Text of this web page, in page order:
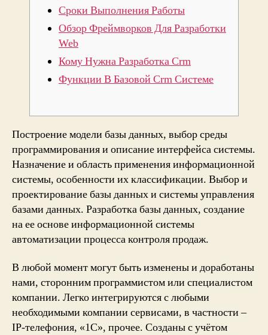
Сроки Выполнения Работы
Обзор Фреймворков Для Разработки
Web
Кому Нужна Разработка Crm
Функции В Базовой Crm Системе
Построение модели базы данных, выбор среды
программирования и описание интерфейса системы.
Назначение и область применения информационной
системы, особенности их классификации. Выбор и
проектирование базы данных и системы управления
базами данных. Разработка базы данных, создание
на ее основе информационной системы
автоматизации процесса контроля продаж.
В любой момент могут быть изменены и доработаны
нами, сторонним программистом или специалистом
компании. Легко интегрируются с любыми
необходимыми компании сервисами, в частности –
IP-телефония, «1С», прочее. Созданы с учётом